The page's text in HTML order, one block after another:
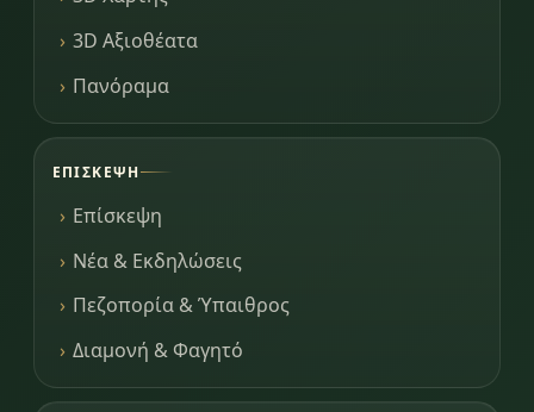
3D Αξιοθέατα
Πανόραμα
ΕΠΊΣΚΕΨΗ
Επίσκεψη
Νέα & Εκδηλώσεις
Πεζοπορία & Ύπαιθρος
Διαμονή & Φαγητό